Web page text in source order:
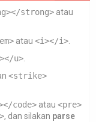
strong> atau
atau <i></i>.
u>.
<strike>
code> atau <pre>
, dan silakan parse